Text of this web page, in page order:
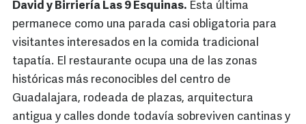
David y Birriería Las 9 Esquinas. Esta última
permanece como una parada casi obligatoria para
visitantes interesados en la comida tradicional
tapatía. El restaurante ocupa una de las zonas
históricas más reconocibles del centro de
Guadalajara, rodeada de plazas, arquitectura
antigua y calles donde todavía sobreviven cantinas y